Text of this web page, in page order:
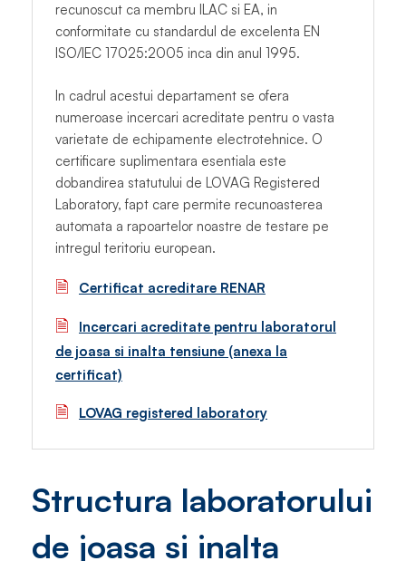
recunoscut ca membru ILAC si EA, in
conformitate cu standardul de excelenta EN
ISO/IEC 17025:2005 inca din anul 1995.
In cadrul acestui departament se ofera
numeroase incercari acreditate pentru o vasta
varietate de echipamente electrotehnice. O
certificare suplimentara esentiala este
dobandirea statutului de LOVAG Registered
Laboratory, fapt care permite recunoasterea
automata a rapoartelor noastre de testare pe
intregul teritoriu european.
🗎 Certificat acreditare RENAR
🗎
Incercari acreditate pentru laboratorul
de joasa si inalta tensiune (anexa la
certificat)
🗎 LOVAG registered laboratory
Structura laboratorului
de joasa si inalta